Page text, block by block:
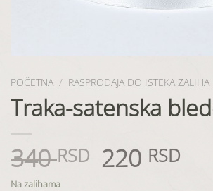
POČETNA / RASPRODAJA DO ISTEKA ZALIHA
Traka-satenska
340RSD Originalna
cena
220 RSD
Na zalihama